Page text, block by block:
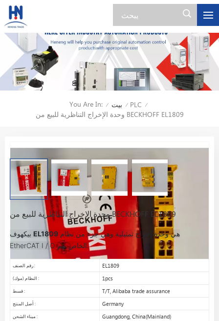
You Are In: / بيت / PLC /
وحدة الإخراج التناظرية للبيع من BECKHOFF EL1809
وحدة الإخراج التناظرية للبيع من BECKHOFF EL1809
EL1809
EtherCAT I / O الخاص بهم.
رقم الصنف : EL1809
النظام (موك) : 1pcs
قسط : T/T, Alibaba trade assurance
أصل المنتج : Germany
ميناء الشحن : Guangdong, China(Mainland)